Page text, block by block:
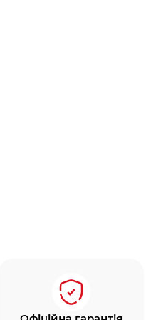
SIZZLE ZONE (5
пальник з
кВт), що займає всю
смаження;
використовувати
рівні ґрат гриля;
їжі WAVE із
на кришці;
з нержавіючої сталі;
LIFT EASE із